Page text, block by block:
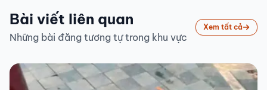
Bài viết liên quan
Những bài đăng tương tự trong khu vực
Xem tất cả